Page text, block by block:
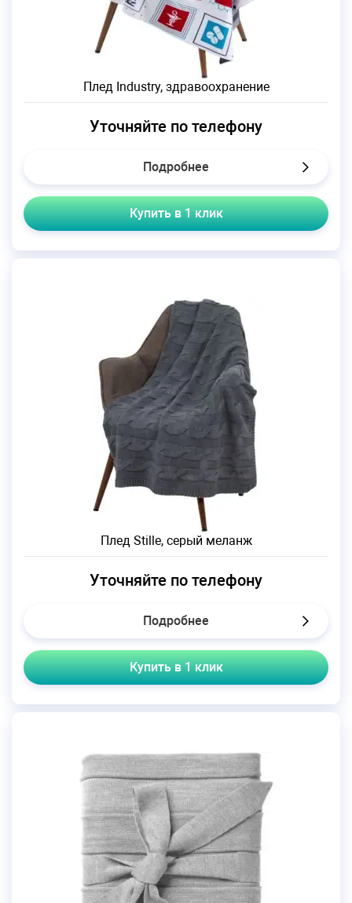
Плед Industry, здравоохранение
Уточняйте по телефону
Подробнее
Купить в 1 клик
Плед Stille, серый меланж
Уточняйте по телефону
Подробнее
Купить в 1 клик